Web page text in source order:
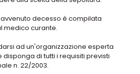
decesso è compilata
medico curante.
ad un'organizzazione esperta
di tutti i requisiti previsti
n. 22/2003.